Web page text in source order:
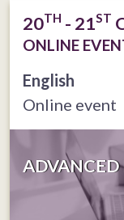
20TH - 21ST
ONLINE
English
Online event
ADVANCED